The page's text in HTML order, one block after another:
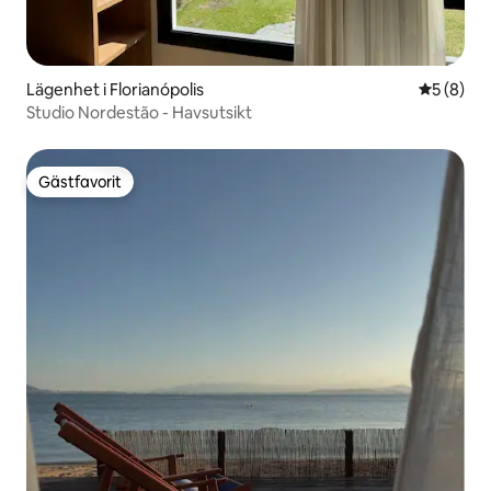
Lägenhet i Florianópolis 5 av 5 i
5 (8)
Studio Nordestão - Havsutsikt
Gästfavorit
Gästfavorit